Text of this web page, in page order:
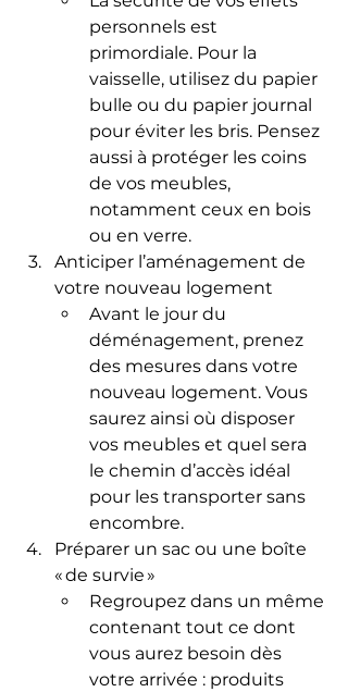
personnels est
primordiale. Pour la
vaisselle, utilisez du papier
bulle ou du papier journal
pour éviter les bris. Pensez
aussi à protéger les coins
de vos meubles,
notamment ceux en bois
ou en verre.
Anticiper l’aménagement de
votre nouveau logement
Avant le jour du
déménagement, prenez
des mesures dans votre
nouveau logement. Vous
saurez ainsi où disposer
vos meubles et quel sera
le chemin d’accès idéal
pour les transporter sans
encombre.
Préparer un sac ou une boîte
« de survie »
Regroupez dans un même
contenant tout ce dont
vous aurez besoin dès
votre arrivée : produits